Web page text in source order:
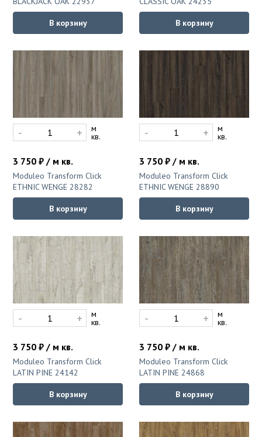
В корзину В корзину
3 750 ₽ / м кв.
Moduleo Transform Click
ETHNIC WENGE 28282
- + м
кв.
В корзину
3 750 ₽ / м кв.
Moduleo Transform Click
ETHNIC WENGE 28890
- + м
кв.
В корзину
3 750 ₽ / м кв.
Moduleo Transform Click
LATIN PINE 24142
- + м
кв.
В корзину
3 750 ₽ / м кв.
Moduleo Transform Click
LATIN PINE 24868
- + м
кв.
В корзину